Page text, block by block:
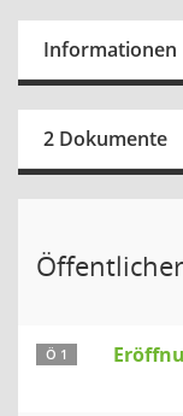
Informationen
2 Dokumente
Ö 1